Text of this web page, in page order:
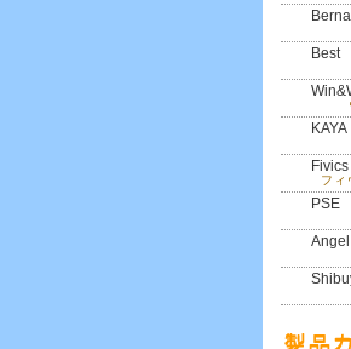
Best
KAYA
フィ
PSE
Angel